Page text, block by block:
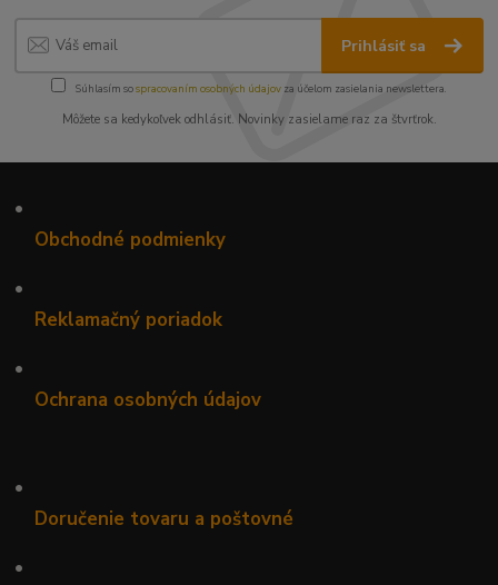
Prihlásiť sa
Súhlasím sospracovaním osobných údajov za účelom zasielania newslettera.
Môžete sa kedykoľvek odhlásiť. Novinky zasielame raz za štvrťrok.
•
Obchodné podmienky
•
Reklamačný poriadok
•
Ochrana osobných údajov
•
Doručenie tovaru a poštovné
•